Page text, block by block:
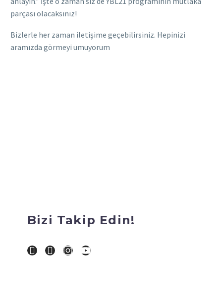
parçası olacaksınız!
Bizlerle her zaman iletişime geçebilirsiniz. Hepinizi
aramızda görmeyi umuyorum
Bizi Takip Edin!